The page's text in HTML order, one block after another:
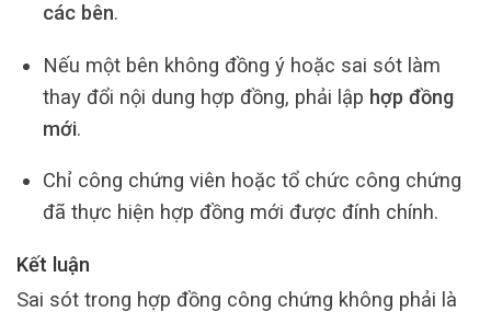
các bên.
Nếu một bên không đồng ý hoặc sai sót làm
thay đổi nội dung hợp đồng, phải lập hợp đồng
mới.
Chỉ công chứng viên hoặc tổ chức công chứng
đã thực hiện hợp đồng mới được đính chính.
Kết luận
Sai sót trong hợp đồng công chứng không phải là